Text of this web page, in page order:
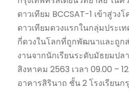
ดาวเทียม BCCSAT-1 เข้าสู่วง
ดาวเทียมดวงแรกในกลุ่มประเ
กี่ดวงในโลกที่ถูกพัฒนาและถูก
งานจากนักเรียนระดับมัธยมปล
สิงหาคม 2563 เวลา 09.00 –
อาคารสิรินาถ ชั้น 2 โรงเรียนก